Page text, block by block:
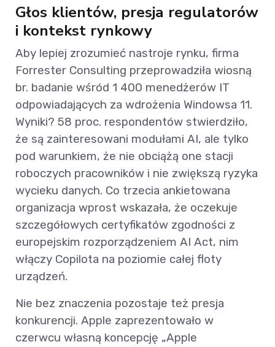
Głos klientów, presja regulatorów
i kontekst rynkowy
Aby lepiej zrozumieć nastroje rynku, firma
Forrester Consulting przeprowadziła wiosną
br. badanie wśród 1 400 menedżerów IT
odpowiadających za wdrożenia Windowsa 11.
Wyniki? 58 proc. respondentów stwierdziło,
że są zainteresowani modułami AI, ale tylko
pod warunkiem, że nie obciążą one stacji
roboczych pracowników i nie zwiększą ryzyka
wycieku danych. Co trzecia ankietowana
organizacja wprost wskazała, że oczekuje
szczegółowych certyfikatów zgodności z
europejskim rozporządzeniem AI Act, nim
włączy Copilota na poziomie całej floty
urządzeń.
Nie bez znaczenia pozostaje też presja
konkurencji. Apple zaprezentowało w
czerwcu własną koncepcję „Apple